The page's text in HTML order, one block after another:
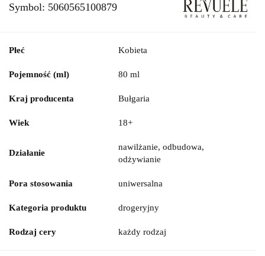
Symbol: 5060565100879
Płeć Kobieta
Pojemność (ml) 80 ml
Kraj producenta Bułgaria
Wiek 18+
Działanie
nawilżanie, odbudowa,
odżywianie
Pora stosowania uniwersalna
Kategoria produktu drogeryjny
Rodzaj cery każdy rodzaj